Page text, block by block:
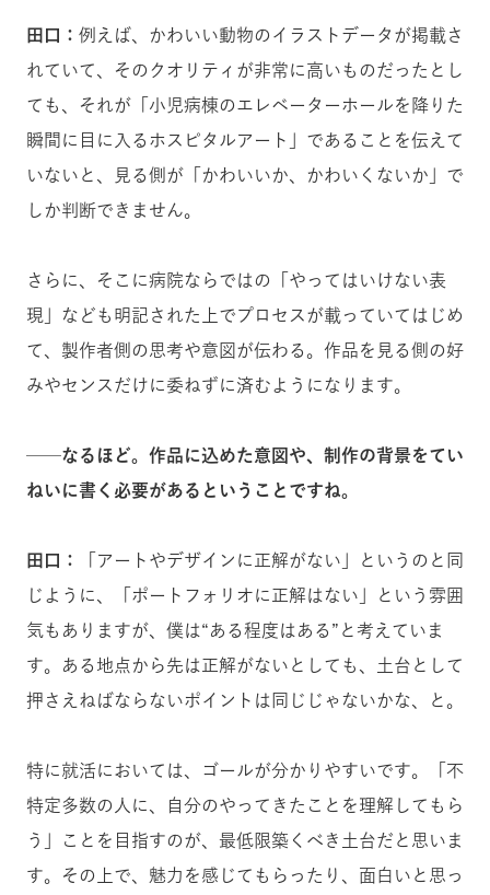
田口： 例えば、かわいい動物のイラストデータが掲載さ
れていて、そのクオリティが非常に高いものだったとし
ても、それが「小児病棟のエレベーターホールを降りた
瞬間に目に入るホスピタルアート」であることを伝えて
いないと、見る側が「かわいいか、かわいくないか」で
しか判断できません。
さらに、そこに病院ならではの「やってはいけない表
現」なども明記された上でプロセスが載っていてはじめ
て、製作者側の思考や意図が伝わる。作品を見る側の好
みやセンスだけに委ねずに済むようになります。
──なるほど。作品に込めた意図や、制作の背景をてい
ねいに書く必要があるということですね。
田口：
「アートやデザインに正解がない」というのと同
じように、「ポートフォリオに正解はない」という雰囲
気もありますが、僕は“ある程度はある”と考えていま
す。ある地点から先は正解がないとしても、土台として
押さえねばならないポイントは同じじゃないかな、と。
特に就活においては、ゴールが分かりやすいです。「不
特定多数の人に、自分のやってきたことを理解してもら
う」ことを目指すのが、最低限築くべき土台だと思いま
す。その上で、魅力を感じてもらったり、面白いと思っ